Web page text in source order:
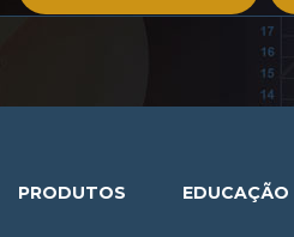
PRODUTOS EDUCAÇÃO